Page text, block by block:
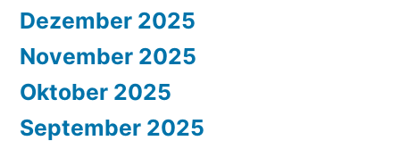
Dezember 2025
November 2025
Oktober 2025
September 2025